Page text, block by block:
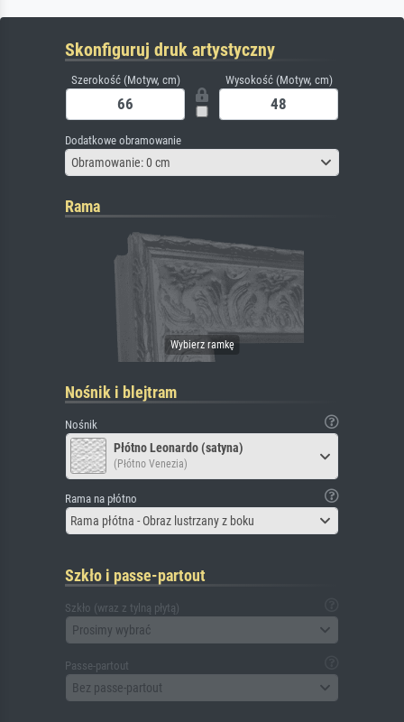
Skonfiguruj druk artystyczny
Szerokość (Motyw, cm) Wysokość (Motyw, cm)
Dodatkowe obramowanie
Obramowanie: 0 cm
Rama
Nośnik i blejtram
Nośnik
Płótno Leonardo (satyna)
(Płótno Venezia)
Rama na płótno
Rama płótna - Obraz lustrzany z boku
Szkło i passe-partout
Szkło (wraz z tylną płytą)
Prosimy wybrać
Passe-partout
Bez passe-partout